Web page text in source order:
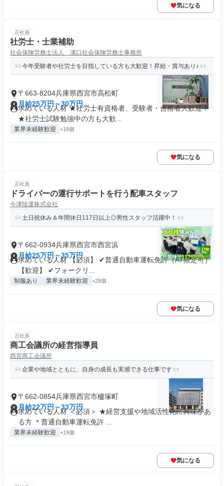
気になる
正社員
社労士・士業補助
社会保険労務士法人 溝口社会保険労務士事務所
今年受験者や社労士を目指している方も大歓迎！昇給・賞与あり♪
〒663-8204兵庫県西宮市高松町
月給25万円～30万円
求めている人材 ★社労士有資格者、受験者・合格者大歓迎！
★社労士試験勉強中の方も大歓...
業界未経験歓迎 +16個
気になる
正社員
ドライバーの運行サポートを行う配車スタッフ
今津陸運株式会社
土日祝休み＆年間休日117日以上◎男性スタッフ活躍中！
〒662-0934兵庫県西宮市西宮浜
月給25万円～35万円
求めている人材 【必須】 ✔普通自動車運転免許（AT限定可）
【歓迎】 ✔フォークリ...
制服あり 業界未経験歓迎 +28個
気になる
正社員
商工会議所の経営指導員
西宮商工会議所
企業や地域とともに、自身の成長も実感できる仕事です
〒662-0854兵庫県西宮市櫨塚町
月給22万円～33万円
求めている人材 ＜必須＞ ★経営支援や地域活性化に興味があ
る方 ＊普通自動車運転免許 ...
業界未経験歓迎 +19個
気になる